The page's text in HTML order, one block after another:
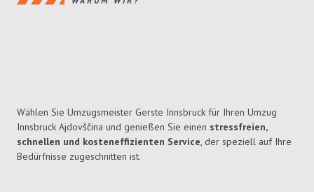
Wählen Sie Umzugsmeister Gerste Innsbruck für Ihren Umzug
Innsbruck Ajdovščina und genießen Sie einen stressfreien,
schnellen und kosteneffizienten Service, der speziell auf Ihre
Bedürfnisse zugeschnitten ist.